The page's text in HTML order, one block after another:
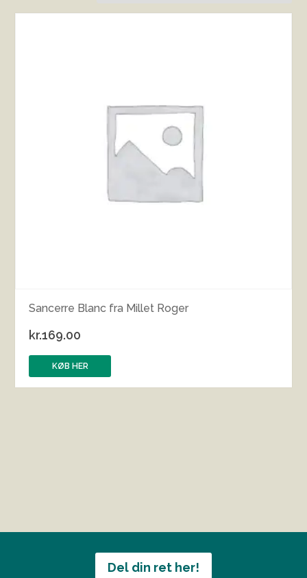
Sancerre Blanc fra Millet Roger
kr.169.00
KØB HER
Del din ret her!